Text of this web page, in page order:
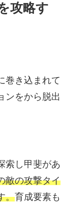
攻略す
巻き込まれて
ンをから脱出
索し甲斐があ
敵の攻撃タイ
。育成要素も